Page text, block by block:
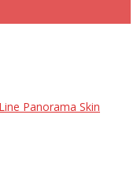
Panorama Skin